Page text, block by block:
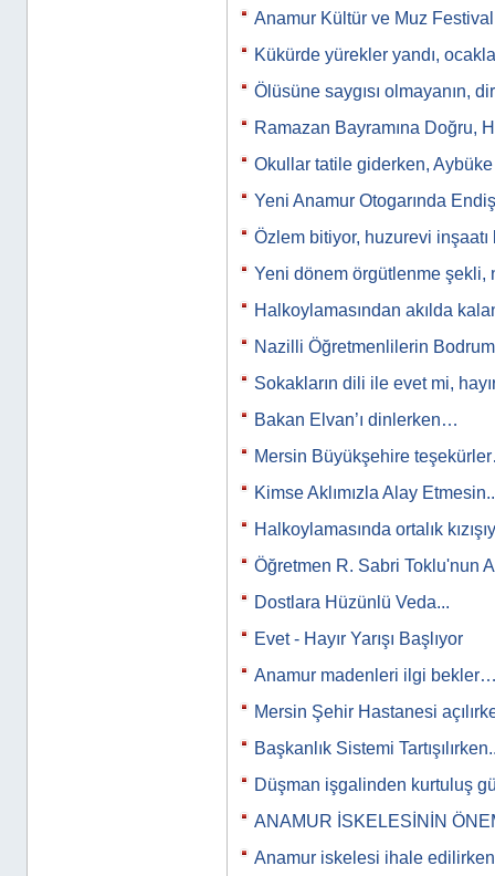
Anamur Kültür ve Muz
Kükürde yürekler yandı,
Ölüsüne saygısı olmayanın,
Ramazan Bayramına Doğru,
Okullar tatile giderken,
Yeni Anamur Otogarında
Özlem bitiyor, huzurevi
Yeni dönem örgütlenme şekli,
Halkoylamasından akılda
Nazilli Öğretmenlilerin
Sokakların dili ile evet mi,
Bakan Elvan’ı dinlerken…
Mersin Büyükşehire
Kimse Aklımızla Alay
Halkoylamasında ortalık
Öğretmen R. Sabri Toklu'nun
Dostlara Hüzünlü Veda...
Evet - Hayır Yarışı Başlıyor
Anamur madenleri ilgi
Mersin Şehir Hastanesi
Başkanlık Sistemi
Düşman işgalinden kurtuluş
ANAMUR İSKELESİNİN
Anamur iskelesi ihale